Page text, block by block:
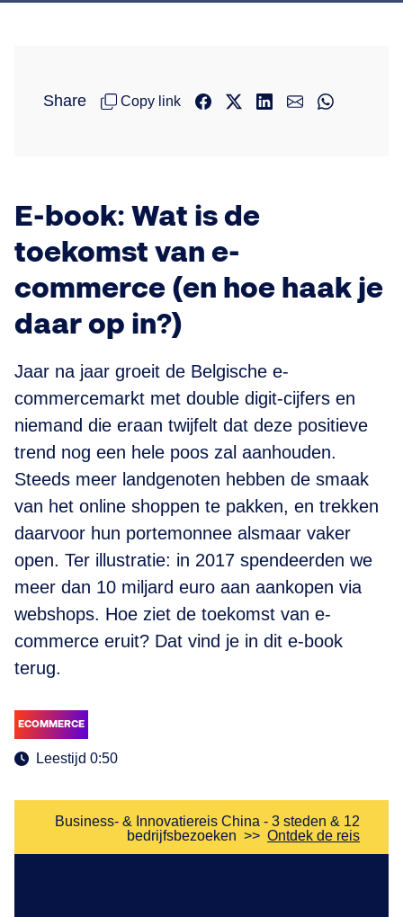
Share Copy link
E-book: Wat is de
toekomst van e-
commerce (en hoe haak je
daar op in?)
Jaar na jaar groeit de Belgische e-
commercemarkt met double digit-cijfers en
niemand die eraan twijfelt dat deze positieve
trend nog een hele poos zal aanhouden.
Steeds meer landgenoten hebben de smaak
van het online shoppen te pakken, en trekken
daarvoor hun portemonnee alsmaar vaker
open. Ter illustratie: in 2017 spendeerden we
meer dan 10 miljard euro aan aankopen via
webshops. Hoe ziet de toekomst van e-
commerce eruit? Dat vind je in dit e-book
terug.
ECOMMERCE
Leestijd 0:50
Business- & Innovatiereis China - 3 steden & 12
bedrijfsbezoeken >> Ontdek de reis